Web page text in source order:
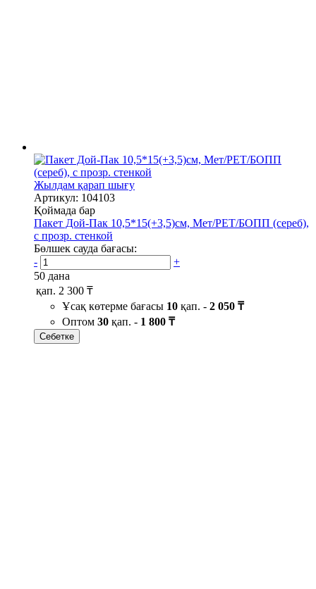
Жылдам қарап шығу
Артикул: 104103
Қоймада бар
Пакет Дой-Пак 10,5*15(+3,5)см, Мет/PET/БОПП (сереб),
с прозр. стенкой
Бөлшек сауда бағасы:
-
+
50 дана
қап. 2 300 ₸
Ұсақ көтерме бағасы 10 қап. - 2 050 ₸
Оптом 30 қап. - 1 800 ₸
Себетке